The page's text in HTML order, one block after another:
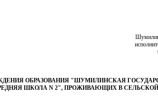
ОБРАЗОВАНИЯ "ШУМИЛИНСКАЯ
ШКОЛА N 2", ПРОЖИВАЮЩИХ В